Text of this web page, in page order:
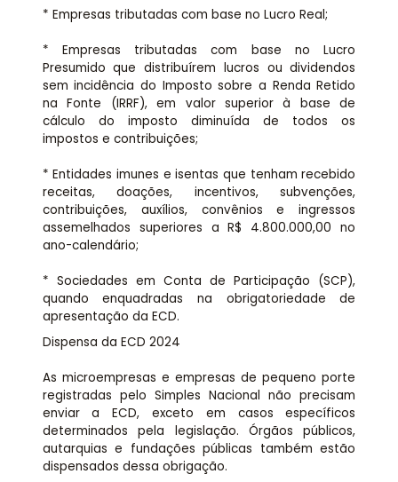
* Empresas tributadas com base no Lucro Real;
* Empresas tributadas com base no Lucro
Presumido que distribuírem lucros ou dividendos
sem incidência do Imposto sobre a Renda Retido
na Fonte (IRRF), em valor superior à base de
cálculo do imposto diminuída de todos os
impostos e contribuições;
* Entidades imunes e isentas que tenham recebido
receitas, doações, incentivos, subvenções,
contribuições, auxílios, convênios e ingressos
assemelhados superiores a R$ 4.800.000,00 no
ano-calendário;
* Sociedades em Conta de Participação (SCP),
quando enquadradas na obrigatoriedade de
apresentação da ECD.
Dispensa da ECD 2024
As microempresas e empresas de pequeno porte
registradas pelo Simples Nacional não precisam
enviar a ECD, exceto em casos específicos
determinados pela legislação. Órgãos públicos,
autarquias e fundações públicas também estão
dispensados dessa obrigação.